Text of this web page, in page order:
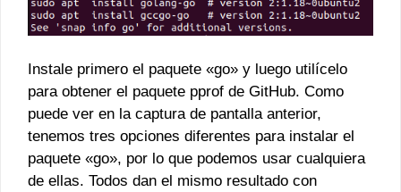
Instale primero el paquete «go» y luego utilícelo
para obtener el paquete pprof de GitHub. Como
puede ver en la captura de pantalla anterior,
tenemos tres opciones diferentes para instalar el
paquete «go», por lo que podemos usar cualquiera
de ellas. Todos dan el mismo resultado con